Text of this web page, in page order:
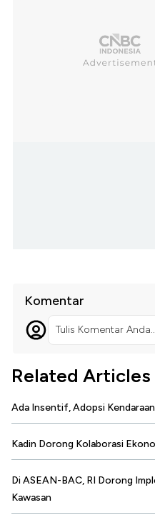
Komentar
Tulis Komentar
Related Articles
Ada Insentif, Adopsi
Kadin Dorong Kolaborasi
Di ASEAN-BAC, RI Dorong
Kawasan